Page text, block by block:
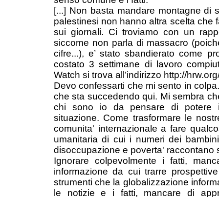
[...] Non basta mandare montagne
palestinesi non hanno altra scelta che
sui giornali. Ci troviamo con un
siccome non parla di massacro
cifre...), e’ stato sbandierato come
costato 3 settimane di lavoro
Watch si trova all’indirizzo http://
Devo confessarti che mi sento in
che sta succedendo qui. Mi sembra
chi sono io da pensare di potere
situazione. Come trasformare le
comunita' internazionale a fare
umanitaria di cui i numeri dei
disoccupazione e poverta' raccontano
Ignorare colpevolmente i fatti,
informazione da cui trarre
strumenti che la globalizzazione
le notizie e i fatti, mancare di